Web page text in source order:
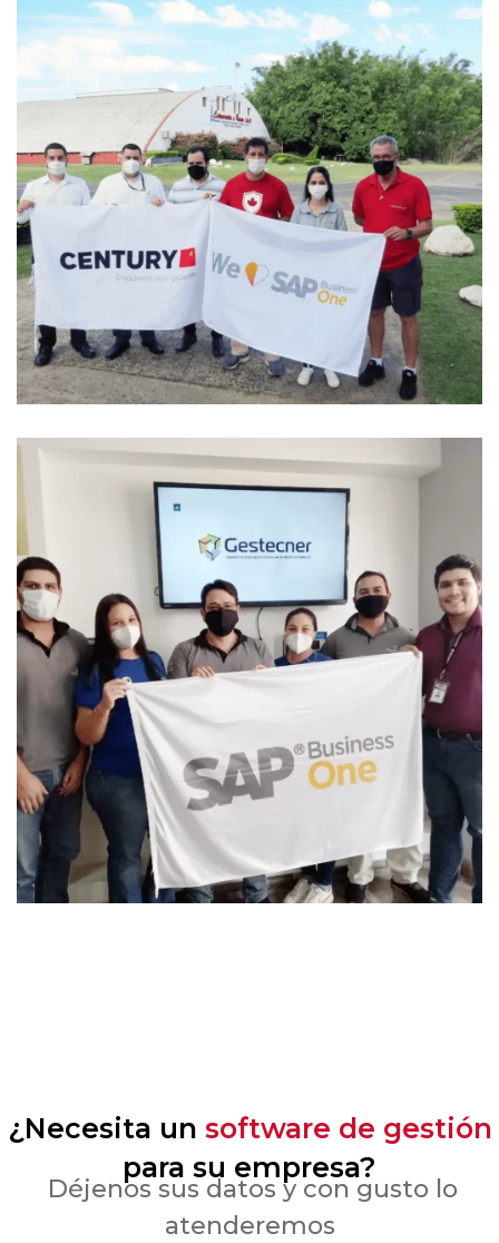
Go Live Latourrette & Parini
GO LIVE SAP BUSINESS ONE
Go Live Gestecner
GO LIVE SAP BUSINESS ONE
¿Necesita un software de gestión
para su empresa?
Déjenos sus datos y con gusto lo
atenderemos